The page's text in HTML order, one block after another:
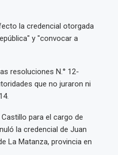
la credencial otorgada
y "convocar a
resoluciones N.° 12-
que no juraron ni
para el cargo de
la credencial de Juan
La Matanza, provincia en